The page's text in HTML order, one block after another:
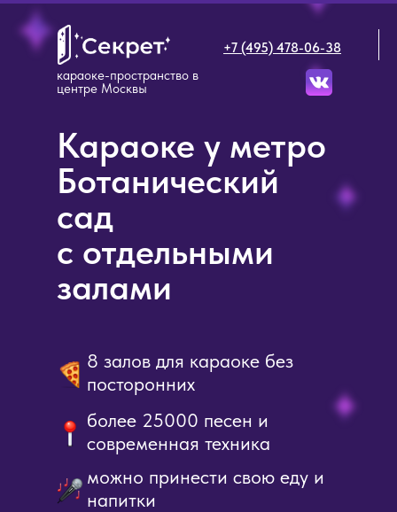
Караоке у метро
Ботанический
сад
с отдельными
залами
более 25000 песен и
современная техника
8 залов для караоке без
посторонних
можно принести свою еду и
напитки
караоке-пространство в
центре Москвы
+7 (495) 478-06-38